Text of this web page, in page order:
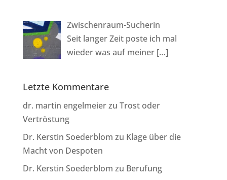
Zwischenraum-Sucherin
Seit langer Zeit poste ich mal
wieder was auf meiner […]
Letzte Kommentare
dr. martin engelmeierzu Trost oder
Vertröstung
Dr. Kerstin Soederblom zu Klage über die
Macht von Despoten
Dr. Kerstin Soederblom zu Berufung